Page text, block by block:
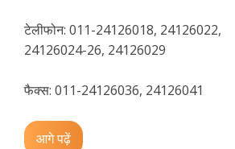
टेलीफोन: 011-24126018, 24126022,
24126024-26, 24126029
फैक्स: 011-24126036, 24126041
आगे पढ़ें